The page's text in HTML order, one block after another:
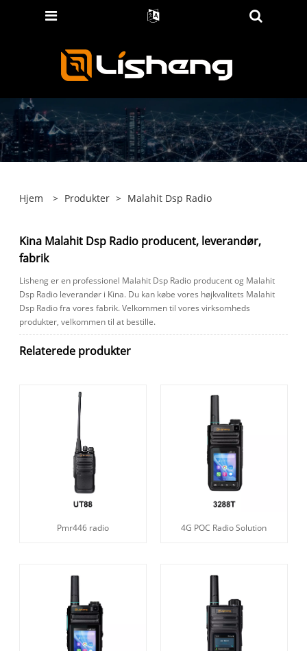
Hjem > Produkter > Malahit Dsp Radio
Kina Malahit Dsp Radio producent, leverandør,
fabrik
Lisheng er en professionel Malahit Dsp Radio producent og Malahit
Dsp Radio leverandør i Kina. Du kan købe vores højkvalitets Malahit
Dsp Radio fra vores fabrik. Velkommen til vores virksomheds
produkter, velkommen til at bestille.
Relaterede produkter
Pmr446 radio 4G POC Radio Solution